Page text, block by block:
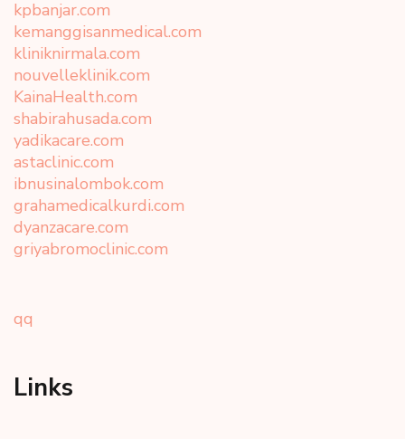
kpbanjar.com
kemanggisanmedical.com
kliniknirmala.com
nouvelleklinik.com
KainaHealth.com
shabirahusada.com
yadikacare.com
astaclinic.com
ibnusinalombok.com
grahamedicalkurdi.com
dyanzacare.com
griyabromoclinic.com
qq
Links